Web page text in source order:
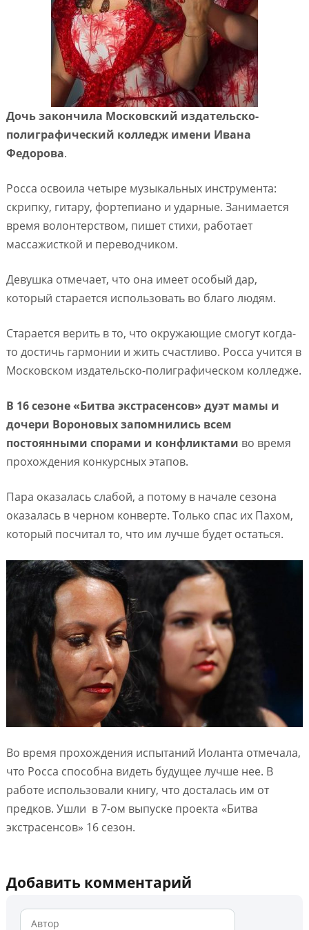
Дочь закончила Московский издательско-
полиграфический колледж имени Ивана
Федорова.
Росса освоила четыре музыкальных инструмента:
скрипку, гитару, фортепиано и ударные. Занимается
время волонтерством, пишет стихи, работает
массажисткой и переводчиком.
Девушка отмечает, что она имеет особый дар,
который старается использовать во благо людям.
Старается верить в то, что окружающие смогут когда-
то достичь гармонии и жить счастливо. Росса учится в
Московском издательско-полиграфическом колледже.
В 16 сезоне «Битва экстрасенсов» дуэт мамы и
дочери Вороновых запомнились всем
постоянными спорами и конфликтами во время
прохождения конкурсных этапов.
Пара оказалась слабой, а потому в начале сезона
оказалась в черном конверте. Только спас их Пахом,
который посчитал то, что им лучше будет остаться.
Во время прохождения испытаний Иоланта отмечала,
что Росса способна видеть будущее лучше нее. В
работе использовали книгу, что досталась им от
предков. Ушли в 7-ом выпуске проекта «Битва
экстрасенсов» 16 сезон.
Добавить комментарий